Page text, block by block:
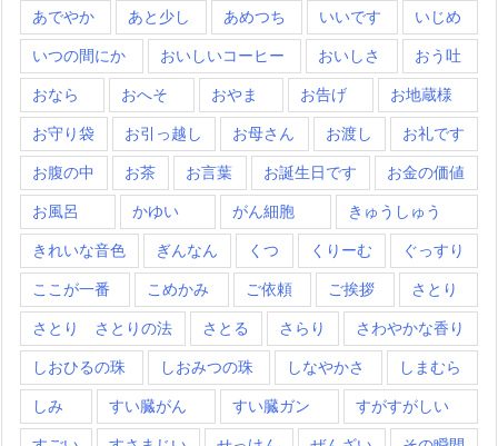
あでやか あと少し あめつち いいです いじめ
いつの間にか おいしいコーヒー おいしさ おう吐
おなら おへそ おやま お告げ お地蔵様
お守り袋 お引っ越し お母さん お渡し お礼です
お腹の中 お茶 お言葉 お誕生日です お金の価値
お風呂 かゆい がん細胞 きゅうしゅう
きれいな音色 ぎんなん くつ くりーむ ぐっすり
ここが一番 こめかみ ご依頼 ご挨拶 さとり
さとり さとりの法 さとる さらり さわやかな香り
しおひるの珠 しおみつの珠 しなやかさ しまむら
しみ すい臓がん すい臓ガン すがすがしい